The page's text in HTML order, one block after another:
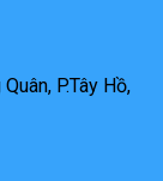
P.Tây Hồ,